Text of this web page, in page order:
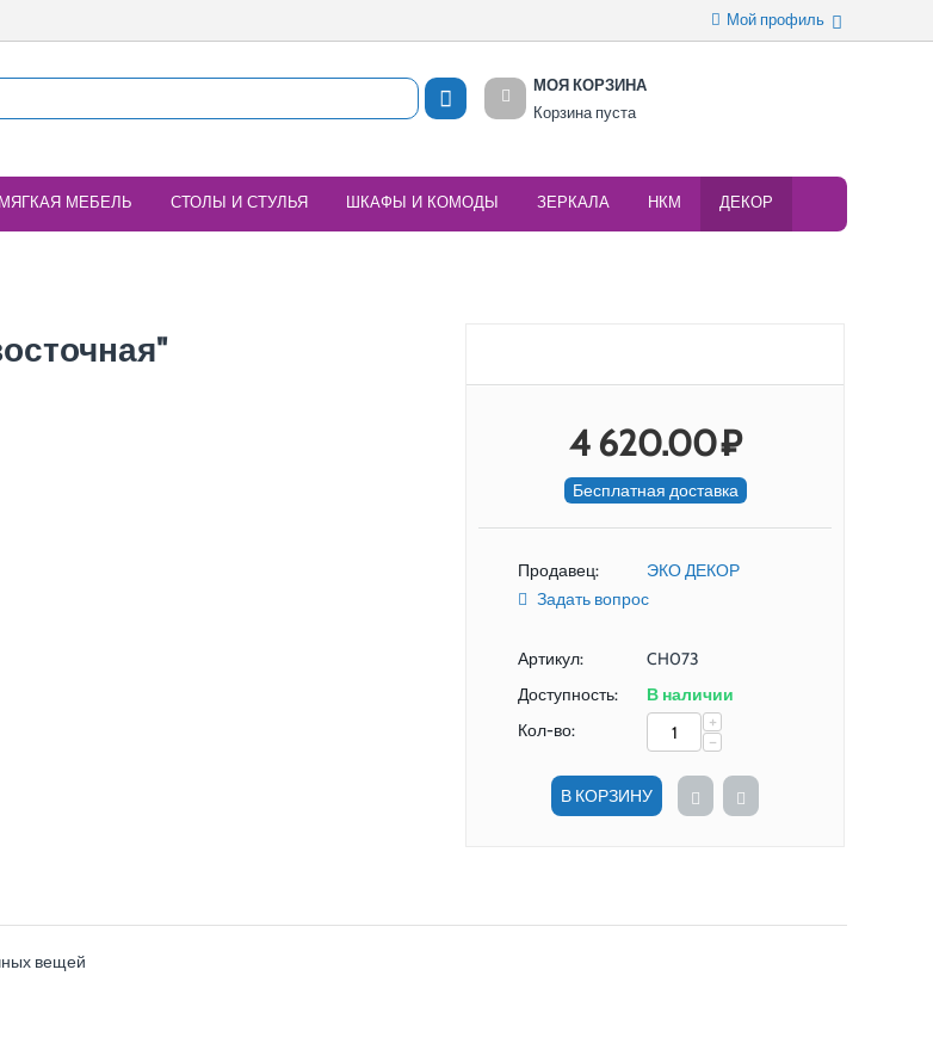
Мой профиль
МОЯ КОРЗИНА
Корзина пуста
МЯГКАЯ МЕБЕЛЬ СТОЛЫ И СТУЛЬЯ ШКАФЫ И КОМОДЫ ЗЕРКАЛА НКМ ДЕКОР
4 620.00₽
Бесплатная доставка
Продавец:
ЭКО ДЕКОР
Задать вопрос
Артикул:
CH073
Доступность:
В наличии
Кол-во:
+
−
В КОРЗИНУ
вещей